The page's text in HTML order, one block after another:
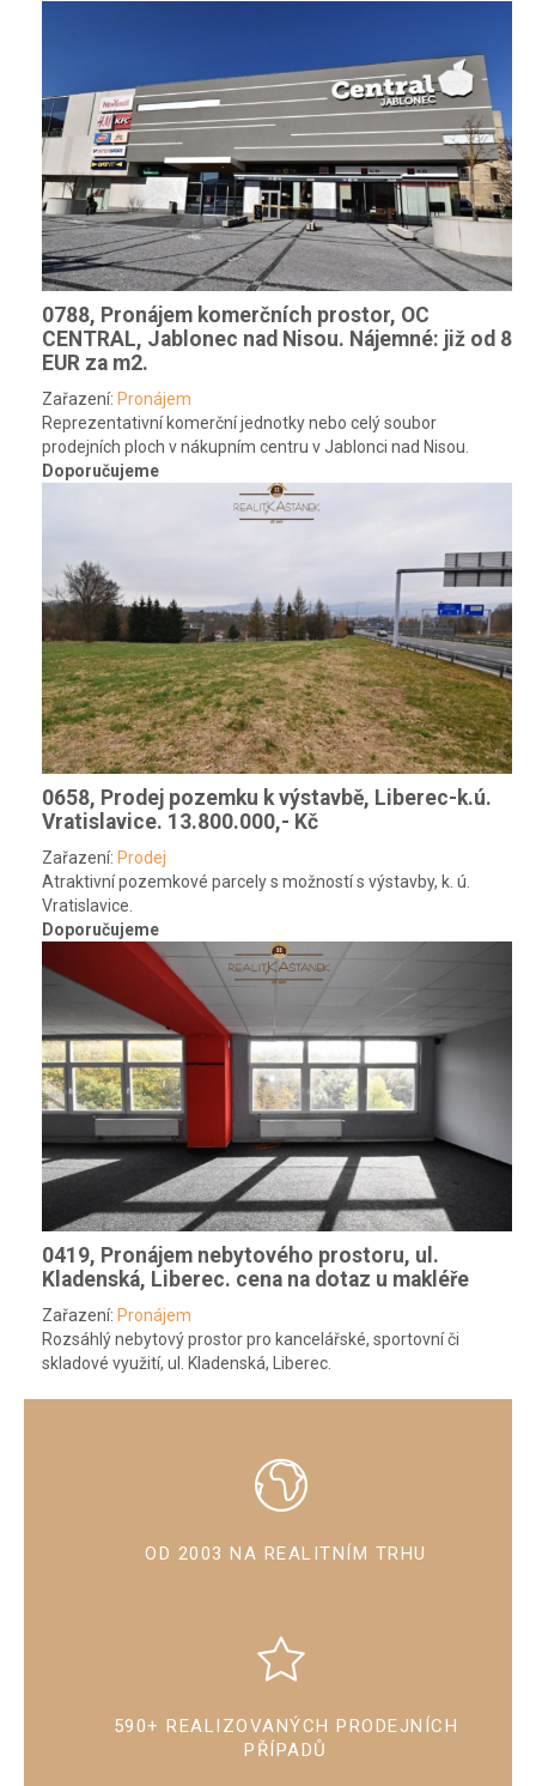
0788, Pronájem komerčních prostor, OC
CENTRAL, Jablonec nad Nisou. Nájemné: již od 8
EUR za m2.
Zařazení: Pronájem
Reprezentativní komerční jednotky nebo celý soubor
prodejních ploch v nákupním centru v Jablonci nad Nisou.
Doporučujeme
0658, Prodej pozemku k výstavbě, Liberec-k.ú.
Vratislavice. 13.800.000,- Kč
Zařazení: Prodej
Atraktivní pozemkové parcely s možností s výstavby, k. ú.
Vratislavice.
Doporučujeme
0419, Pronájem nebytového prostoru, ul.
Kladenská, Liberec. cena na dotaz u makléře
Zařazení: Pronájem
Rozsáhlý nebytový prostor pro kancelářské, sportovní či
skladové využití, ul. Kladenská, Liberec.
OD 2003 NA REALITNÍM TRHU
590+ REALIZOVANÝCH PRODEJNÍCH
PŘÍPADŮ